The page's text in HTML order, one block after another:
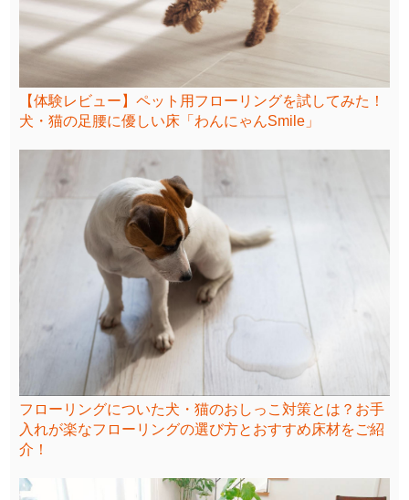
【体験レビュー】ペット用フローリングを試してみた！
犬・猫の足腰に優しい床「わんにゃんSmile」
フローリングについた犬・猫のおしっこ対策とは？お手
入れが楽なフローリングの選び方とおすすめ床材をご紹
介！